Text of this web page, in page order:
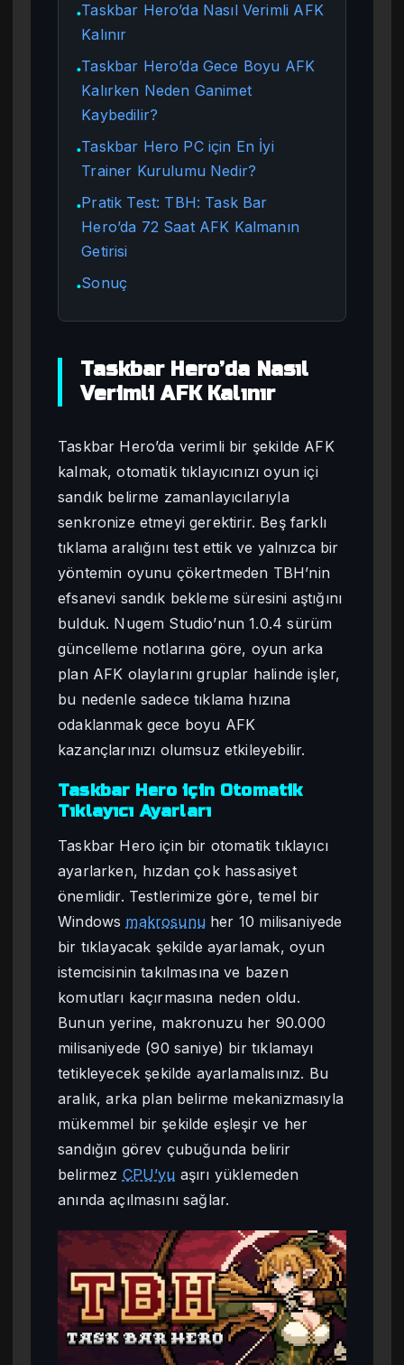
●Taskbar Hero’da Nasıl Verimli AFK
Kalınır
●Taskbar Hero’da Gece Boyu AFK
Kalırken Neden Ganimet
Kaybedilir?
●Taskbar Hero PC için En İyi
Trainer Kurulumu Nedir?
●Pratik Test: TBH: Task Bar
Hero’da 72 Saat AFK Kalmanın
Getirisi
●Sonuç
Taskbar Hero’da Nasıl
Verimli AFK Kalınır
Taskbar Hero’da verimli bir şekilde AFK
kalmak, otomatik tıklayıcınızı oyun içi
sandık belirme zamanlayıcılarıyla
senkronize etmeyi gerektirir. Beş farklı
tıklama aralığını test ettik ve yalnızca bir
yöntemin oyunu çökertmeden TBH’nin
efsanevi sandık bekleme süresini aştığını
bulduk. Nugem Studio’nun 1.0.4 sürüm
güncelleme notlarına göre, oyun arka
plan AFK olaylarını gruplar halinde işler,
bu nedenle sadece tıklama hızına
odaklanmak gece boyu AFK
kazançlarınızı olumsuz etkileyebilir.
Taskbar Hero için Otomatik
Tıklayıcı Ayarları
Taskbar Hero için bir otomatik tıklayıcı
ayarlarken, hızdan çok hassasiyet
önemlidir. Testlerimize göre, temel bir
Windows makrosunuher 10 milisaniyede
bir tıklayacak şekilde ayarlamak, oyun
istemcisinin takılmasına ve bazen
komutları kaçırmasına neden oldu.
Bunun yerine, makronuzu her 90.000
milisaniyede (90 saniye) bir tıklamayı
tetikleyecek şekilde ayarlamalısınız. Bu
aralık, arka plan belirme mekanizmasıyla
mükemmel bir şekilde eşleşir ve her
sandığın görev çubuğunda belirir
belirmez CPU’yu aşırı yüklemeden
anında açılmasını sağlar.